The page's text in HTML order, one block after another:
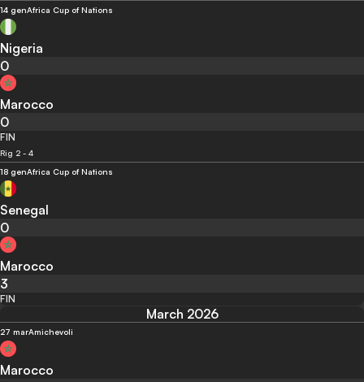
14 genAfrica Cup of Nations
Nigeria
0
Marocco
0
FIN
Rig 2 - 4
18 genAfrica Cup of Nations
Senegal
0
Marocco
3
FIN
March 2026
27 marAmichevoli
Marocco